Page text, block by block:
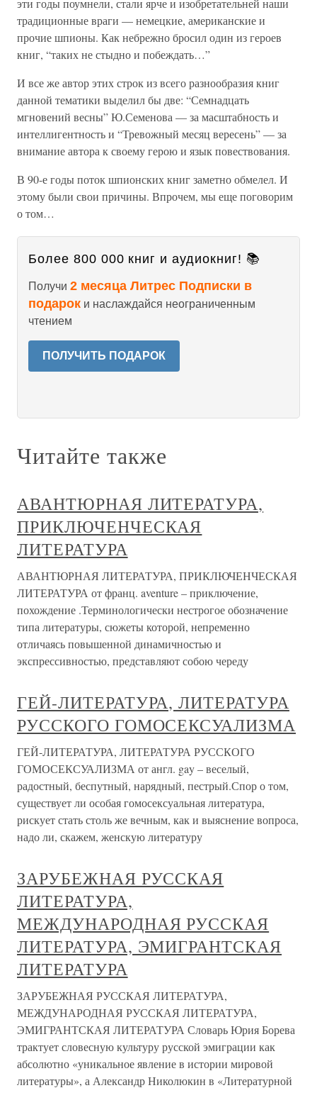
эти годы поумнели, стали ярче и изобретательней наши
традиционные враги — немецкие, американские и
прочие шпионы. Как небрежно бросил один из героев
книг, “таких не стыдно и побеждать…”
И все же автор этих строк из всего разнообразия книг
данной тематики выделил бы две: “Семнадцать
мгновений весны” Ю.Семенова — за масштабность и
интеллигентность и “Тревожный месяц вересень” — за
внимание автора к своему герою и язык повествования.
В 90-е годы поток шпионских книг заметно обмелел. И
этому были свои причины. Впрочем, мы еще поговорим
о том…
Более 800 000 книг и аудиокниг! 📚
Получи 2 месяца Литрес Подписки в
подарок и наслаждайся неограниченным
чтением
ПОЛУЧИТЬ ПОДАРОК
Читайте также
АВАНТЮРНАЯ ЛИТЕРАТУРА,
ПРИКЛЮЧЕНЧЕСКАЯ
ЛИТЕРАТУРА
АВАНТЮРНАЯ ЛИТЕРАТУРА, ПРИКЛЮЧЕНЧЕСКАЯ
ЛИТЕРАТУРА от франц. aventure – приключение,
похождение .Терминологически нестрогое обозначение
типа литературы, сюжеты которой, непременно
отличаясь повышенной динамичностью и
экспрессивностью, представляют собою череду
ГЕЙ-ЛИТЕРАТУРА, ЛИТЕРАТУРА
РУССКОГО ГОМОСЕКСУАЛИЗМА
ГЕЙ-ЛИТЕРАТУРА, ЛИТЕРАТУРА РУССКОГО
ГОМОСЕКСУАЛИЗМА от англ. gay – веселый,
радостный, беспутный, нарядный, пестрый.Спор о том,
существует ли особая гомосексуальная литература,
рискует стать столь же вечным, как и выяснение вопроса,
надо ли, скажем, женскую литературу
ЗАРУБЕЖНАЯ РУССКАЯ
ЛИТЕРАТУРА,
МЕЖДУНАРОДНАЯ РУССКАЯ
ЛИТЕРАТУРА, ЭМИГРАНТСКАЯ
ЛИТЕРАТУРА
ЗАРУБЕЖНАЯ РУССКАЯ ЛИТЕРАТУРА,
МЕЖДУНАРОДНАЯ РУССКАЯ ЛИТЕРАТУРА,
ЭМИГРАНТСКАЯ ЛИТЕРАТУРА Словарь Юрия Борева
трактует словесную культуру русской эмиграции как
абсолютно «уникальное явление в истории мировой
литературы», а Александр Николюкин в «Литературной